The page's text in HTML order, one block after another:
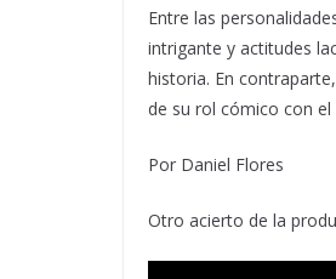
Entre las
intrigante y actitudes
historia. En
de su rol cómico con
Por Daniel Flores
Otro acierto de la